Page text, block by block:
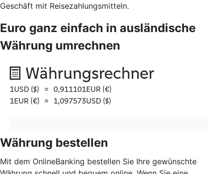
Geschäft mit Reisezahlungsmitteln.
Euro ganz einfach in ausländische
Währung umrechnen
Währung bestellen
Mit dem OnlineBanking bestellen Sie Ihre gewünschte